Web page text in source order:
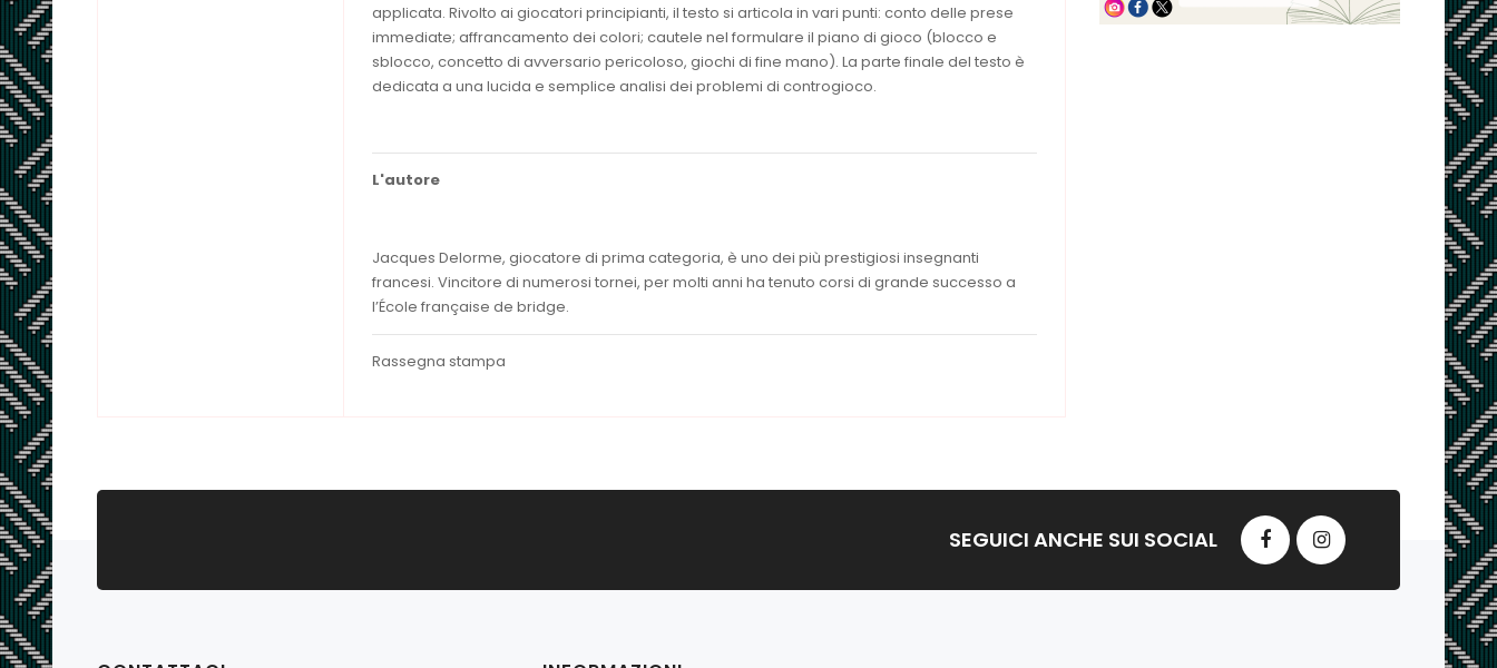
applicata. Rivolto ai giocatori principianti, il testo si articola in vari punti: conto delle prese
immediate; affrancamento dei colori; cautele nel formulare il piano di gioco (blocco e
sblocco, concetto di avversario pericoloso, giochi di fine mano). La parte finale del testo è
dedicata a una lucida e semplice analisi dei problemi di controgioco.
L'autore
Jacques Delorme, giocatore di prima categoria, è uno dei più prestigiosi insegnanti
francesi. Vincitore di numerosi tornei, per molti anni ha tenuto corsi di grande successo a
l’École française de bridge.
Rassegna stampa
SEGUICI ANCHE SUI SOCIAL